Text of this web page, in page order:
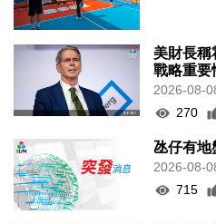
美財長稱
戰略重要
2026-08-
270
氹仔有地
2026-08-
715